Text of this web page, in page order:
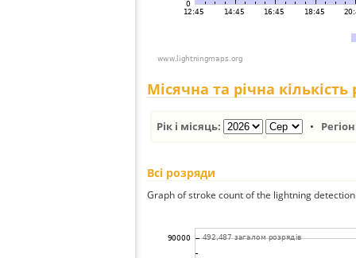
Місячна та річна кількість
Рік і місяць: •
Всі розряди
Graph of stroke count of the lightning